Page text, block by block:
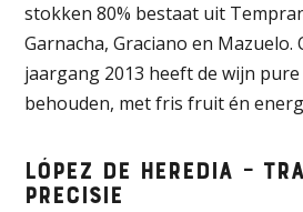
stokken 80% bestaat uit
Garnacha, Graciano en Mazuelo.
jaargang 2013 heeft de wijn
behouden, met fris fruit én
López de Heredia –
precisie